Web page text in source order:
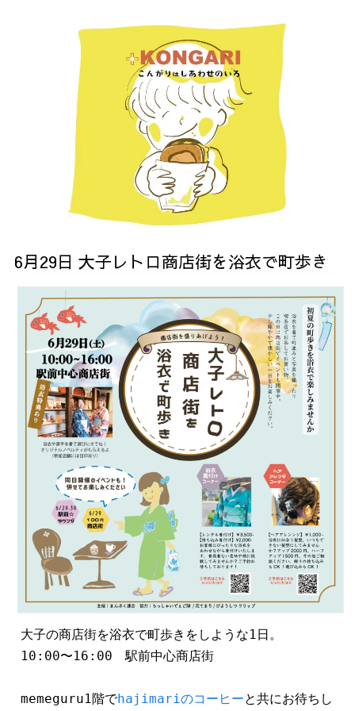
6月29日 大子レトロ商店街を浴衣で町歩き
大子の商店街を浴衣で町歩きをしような1日。
10:00〜16:00　駅前中心商店街
memeguru1階でhajimariのコーヒーと共にお待ちし